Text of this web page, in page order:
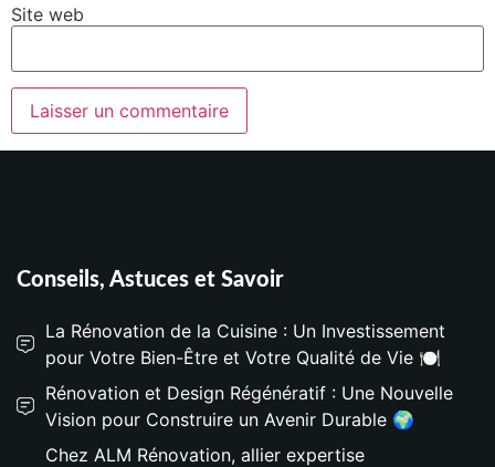
Site web
Conseils, Astuces et Savoir
La Rénovation de la Cuisine : Un Investissement
pour Votre Bien-Être et Votre Qualité de Vie 🍽️
Rénovation et Design Régénératif : Une Nouvelle
Vision pour Construire un Avenir Durable 🌍
Chez ALM Rénovation, allier expertise